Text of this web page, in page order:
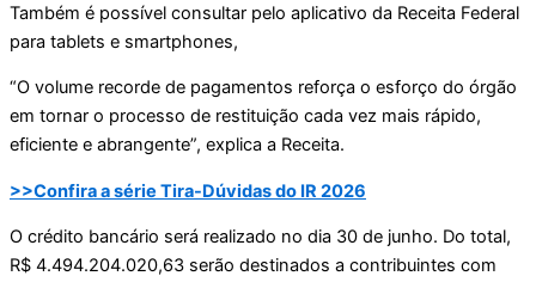
Também é possível consultar pelo aplicativo da Receita Federal
para tablets e smartphones,
“O volume recorde de pagamentos reforça o esforço do órgão
em tornar o processo de restituição cada vez mais rápido,
eficiente e abrangente”, explica a Receita.
>>Confira a série Tira-Dúvidas do IR 2026
O crédito bancário será realizado no dia 30 de junho. Do total,
R$ 4.494.204.020,63 serão destinados a contribuintes com